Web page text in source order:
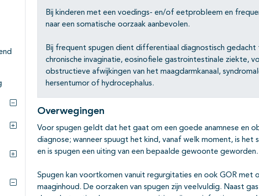
Subpagina's open- en dichtklappen
Subpagina's open- en dichtklappen
Bij kinderen met een voedings- en/of eetprobleem en
naar een somatische oorzaak aanbevolen.
Bij frequent spugen dient differentiaal diagnostisch
chronische invaginatie, eosinofiele gastrointestinale ziekte,
obstructieve afwijkingen van het maagdarmkanaal,
hersentumor of hydrocephalus.
Overwegingen
Voor spugen geldt dat het gaat om een goede anamnese en
diagnose; wanneer spuugt het kind, vanaf welk moment, is het
en is spugen een uiting van een bepaalde gewoonte geworden.
Spugen kan voortkomen vanuit regurgitaties en ook GOR met
maaginhoud. De oorzaken van spugen zijn veelvuldig. Naast